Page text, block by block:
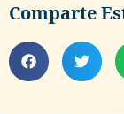
Comparte